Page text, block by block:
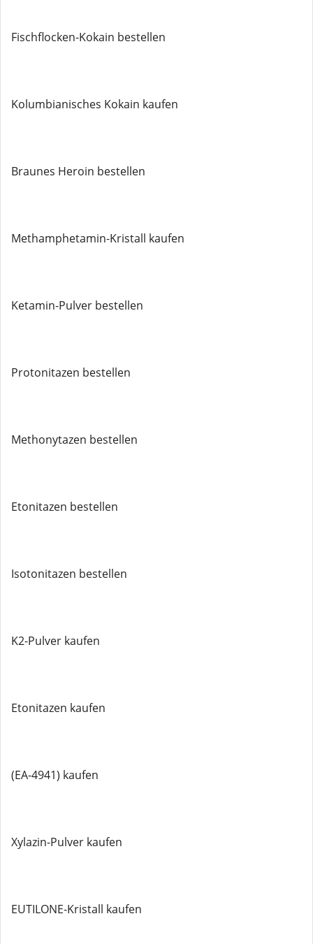
Fischflocken-Kokain bestellen
Kolumbianisches Kokain kaufen
Braunes Heroin bestellen
Methamphetamin-Kristall kaufen
Ketamin-Pulver bestellen
Protonitazen bestellen
Methonytazen bestellen
Etonitazen bestellen
Isotonitazen bestellen
K2-Pulver kaufen
Etonitazen kaufen
(EA-4941) kaufen
Xylazin-Pulver kaufen
EUTILONE-Kristall kaufen